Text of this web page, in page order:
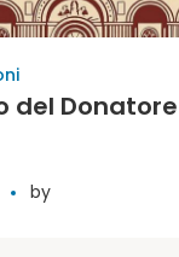
del Donatore
by